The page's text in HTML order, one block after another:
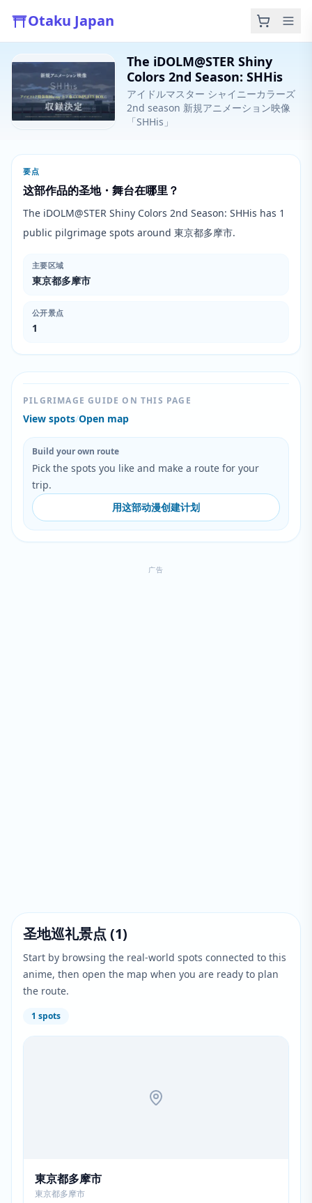
Otaku Japan
The iDOLM@STER Shiny
Colors 2nd Season: SHHis
アイドルマスター シャイニーカラーズ
2nd season 新規アニメーション映像
「SHHis」
要点
这部作品的圣地・舞台在哪里？
The iDOLM@STER Shiny Colors 2nd Season: SHHis has 1
public pilgrimage spots around 東京都多摩市.
主要区域
東京都多摩市
公开景点
1
PILGRIMAGE GUIDE ON THIS PAGE
View spots/Open map
Build your own route
Pick the spots you like and make a route for your
trip.
用这部动漫创建计划
广告
圣地巡礼景点 (1)
Start by browsing the real-world spots connected to this
anime, then open the map when you are ready to plan
the route.
1 spots
東京都多摩市
東京都多摩市